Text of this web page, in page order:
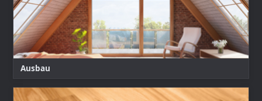
Ausbau